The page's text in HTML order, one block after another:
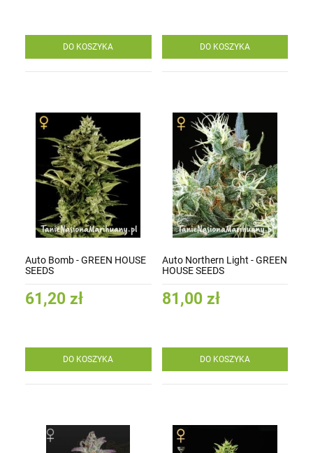
DO KOSZYKA DO KOSZYKA
Auto Bomb - GREEN HOUSE
SEEDS
61,20 zł
DO KOSZYKA
Auto Northern Light - GREEN
HOUSE SEEDS
81,00 zł
DO KOSZYKA